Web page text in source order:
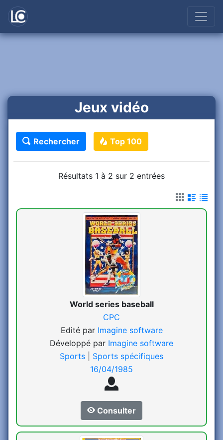
Jeux vidéo
Rechercher Top 100
Résultats 1 à 2 sur 2 entrées
World series baseball
CPC
Edité par Imagine software
Développé par Imagine software
Sports
Sports spécifiques
16/04/1985
Consulter